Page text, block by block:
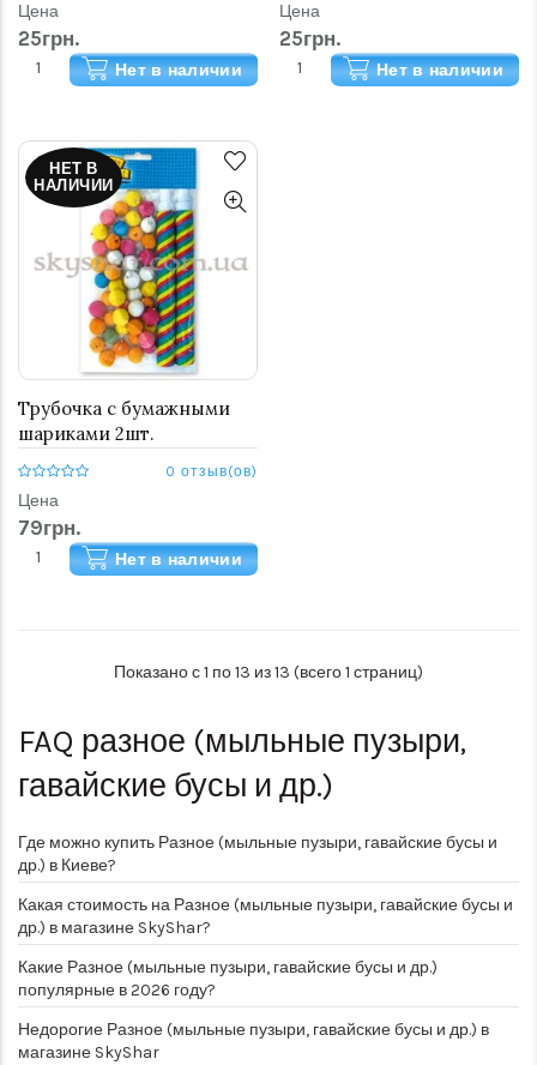
Цена
25грн.
Нет в наличии
Цена
25грн.
Нет в наличии
НЕТ В
НАЛИЧИИ
Трубочка с бумажными
шариками 2шт.
0 отзыв(ов)
Цена
79грн.
Нет в наличии
Показано с 1 по 13 из 13 (всего 1 страниц)
FAQ разное (мыльные пузыри,
гавайские бусы и др.)
Где можно купить Разное (мыльные пузыри, гавайские бусы и
др.) в Киеве?
Какая стоимость на Разное (мыльные пузыри, гавайские бусы и
др.) в магазине SkyShar?
Какие Разное (мыльные пузыри, гавайские бусы и др.)
популярные в 2026 году?
Недорогие Разное (мыльные пузыри, гавайские бусы и др.) в
магазине SkyShar